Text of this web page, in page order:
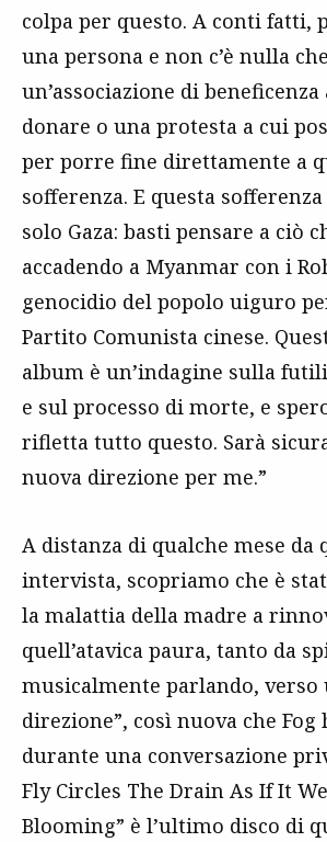
colpa per questo. A conti fatti,
una persona e non c’è nulla
un’associazione di beneficenza
donare o una protesta a cui
per porre fine direttamente a
sofferenza. E questa
solo Gaza: basti pensare a ciò
accadendo a Myanmar con i
genocidio del popolo uiguro
Partito Comunista cinese.
album è un’indagine sulla
e sul processo di morte, e
rifletta tutto questo. Sarà
nuova direzione per me.”
A distanza di qualche mese da
intervista, scopriamo che è
la malattia della madre a
quell’atavica paura, tanto da
musicalmente parlando, verso
direzione”, così nuova che Fog
durante una conversazione
Fly Circles The Drain As If It
Blooming” è l’ultimo disco di